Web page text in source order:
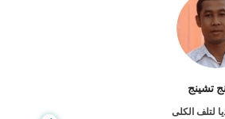
داس
الجهاز الهضمي